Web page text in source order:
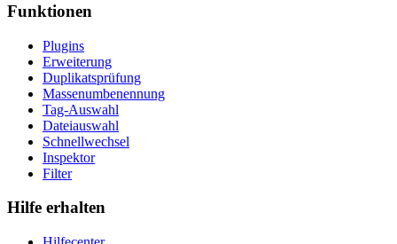
Funktionen
Plugins
Erweiterung
Duplikatsprüfung
Massenumbenennung
Tag-Auswahl
Dateiauswahl
Schnellwechsel
Inspektor
Filter
Hilfe erhalten